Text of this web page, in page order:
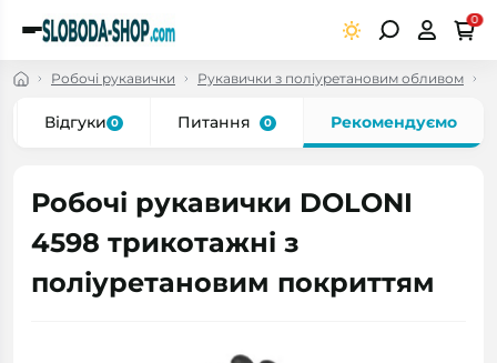
0
Робочі рукавички Рукавички з поліуретановим обливом
Відгуки 0 Питання 0 Рекомендуємо
Робочі рукавички DOLONI
4598 трикотажні з
поліуретановим покриттям